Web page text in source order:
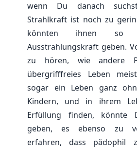
wenn Du danach
Strahlkraft ist noch zu
könnten ihnen so
Ausstrahlungskraft geben.
zu hören, wie andere
übergrifffreies Leben
sogar ein Leben ganz
Kindern, und in ihrem
Erfüllung finden, könnte
geben, es ebenso zu
erfahren, dass pädophil